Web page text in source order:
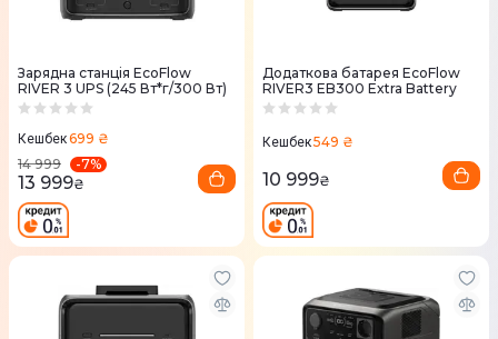
Зарядна станцiя EcoFlow
RIVER 3 UPS (245 Вт*г/300 Вт)
Кешбек699 ₴
14 999
-7%
13 999₴
Додаткова батарея EcoFlow
RIVER3 EB300 Extra Battery
Кешбек549 ₴
10 999₴